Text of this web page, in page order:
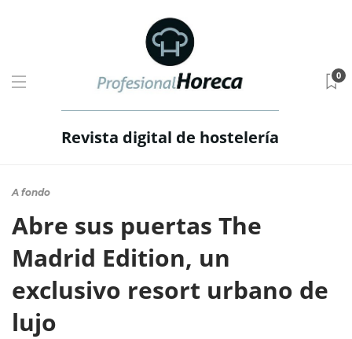
Revista digital de hostelería
0
A fondo
Abre sus puertas The
Madrid Edition, un
exclusivo resort urbano de
lujo